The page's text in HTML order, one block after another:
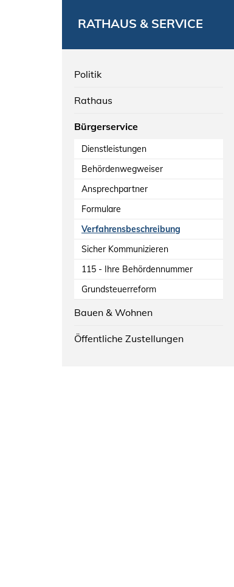
RATHAUS & SERVICE
Politik
Rathaus
Bürgerservice
Dienstleistungen
Behördenwegweiser
Ansprechpartner
Formulare
Verfahrensbeschreibung
Sicher Kommunizieren
115 - Ihre Behördennummer
Grundsteuerreform
Bauen & Wohnen
Öffentliche Zustellungen